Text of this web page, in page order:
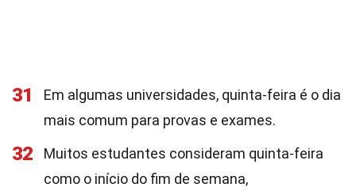
31
Em algumas universidades, quinta-feira é o dia
mais comum para provas e exames.
32
Muitos estudantes consideram quinta-feira
como o início do fim de semana,